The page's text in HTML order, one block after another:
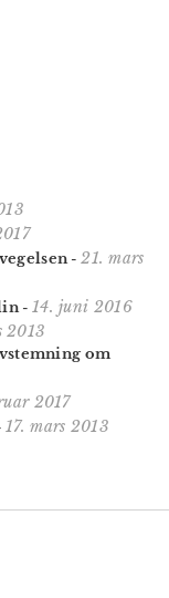
-21. mars
- 14. juni 2016
2013
om
2017
17. mars 2013